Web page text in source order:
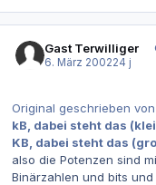
Gast Terwilliger
6. März 200224 j
Original geschrieben
kB, dabei steht das
KB, dabei steht das
also die Potenzen sind
Binärzahlen und bits und